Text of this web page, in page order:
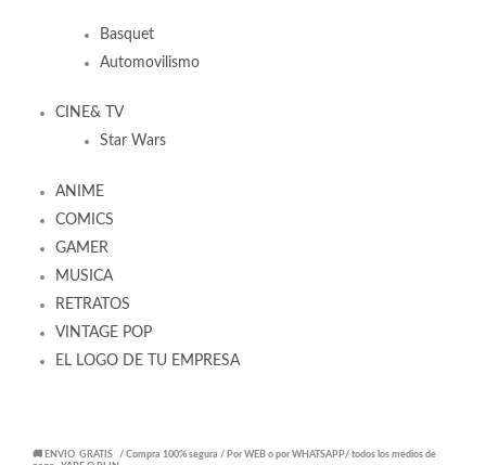
Basquet
Automovilismo
CINE& TV
Star Wars
ANIME
COMICS
GAMER
MUSICA
RETRATOS
VINTAGE POP
EL LOGO DE TU EMPRESA
🚚 ENVIO GRATIS / Compra 100% segura / Por WEB o por WHATSAPP/ todos los medios de